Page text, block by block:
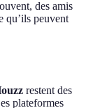
des amis
qu’ils peuvent
restent des
plateformes